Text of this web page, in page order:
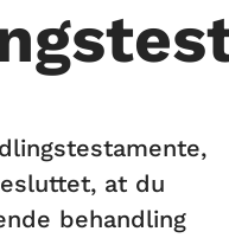
at du
behandling